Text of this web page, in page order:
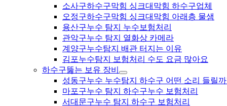
소사구하수구막힘 싱크대막힘 하수구업체
오정구하수구막힘 싱크대막힘 아래층 물샘
용산구누수 탐지 누수보험처리
관악구누수 탐지 열화상 카메라
계양구누수탐지 배관 터지는 이유
김포누수탐지 보험처리 수도 요금 많아요
하수구뚫는 보유 장비
성동구누수 누수탐지 하수구 어떤 소리 들릴까
마포구누수 탐지 하수구누수 보험처리
서대문구누수 탐지 하수구 보험처리